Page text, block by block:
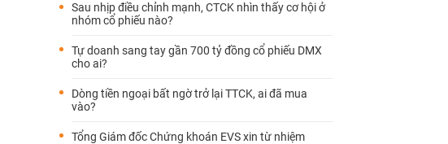
Sau nhịp điều chỉnh mạnh, CTCK nhìn thấy cơ hội ở
nhóm cổ phiếu nào?
Tự doanh sang tay gần 700 tỷ đồng cổ phiếu DMX
cho ai?
Dòng tiền ngoại bất ngờ trở lại TTCK, ai đã mua
vào?
Tổng Giám đốc Chứng khoán EVS xin từ nhiệm